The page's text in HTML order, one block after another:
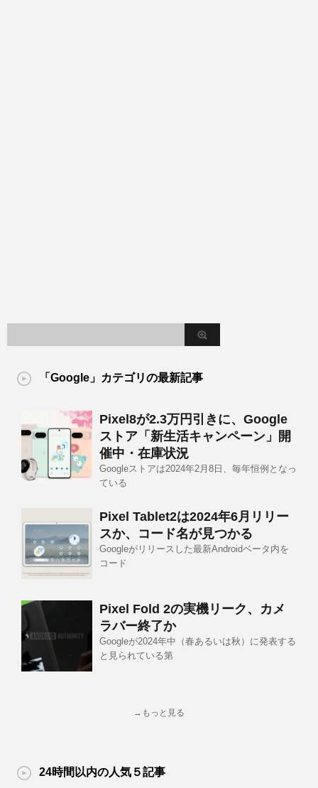
「Google」カテゴリの最新記事
Pixel8が2.3万円引きに、Google
ストア「新生活キャンペーン」開
催中・在庫状況
Googleストアは2024年2月8日、毎年恒例となっ
ている
Pixel Tablet2は2024年6月リリー
スか、コード名が見つかる
Googleがリリースした最新Androidベータ内を
コード
Pixel Fold 2の実機リーク、カメ
ラバー終了か
Googleが2024年中（春あるいは秋）に発表する
と見られている第
→もっと見る
24時間以内の人気５記事